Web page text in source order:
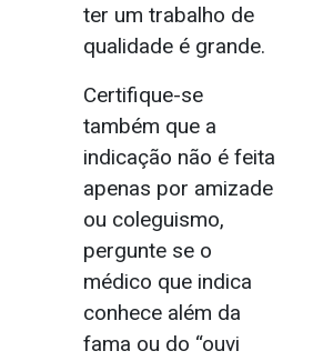
ter um trabalho de
qualidade é grande.
Certifique-se
também que a
indicação não é feita
apenas por amizade
ou coleguismo,
pergunte se o
médico que indica
conhece além da
fama ou do “ouvi